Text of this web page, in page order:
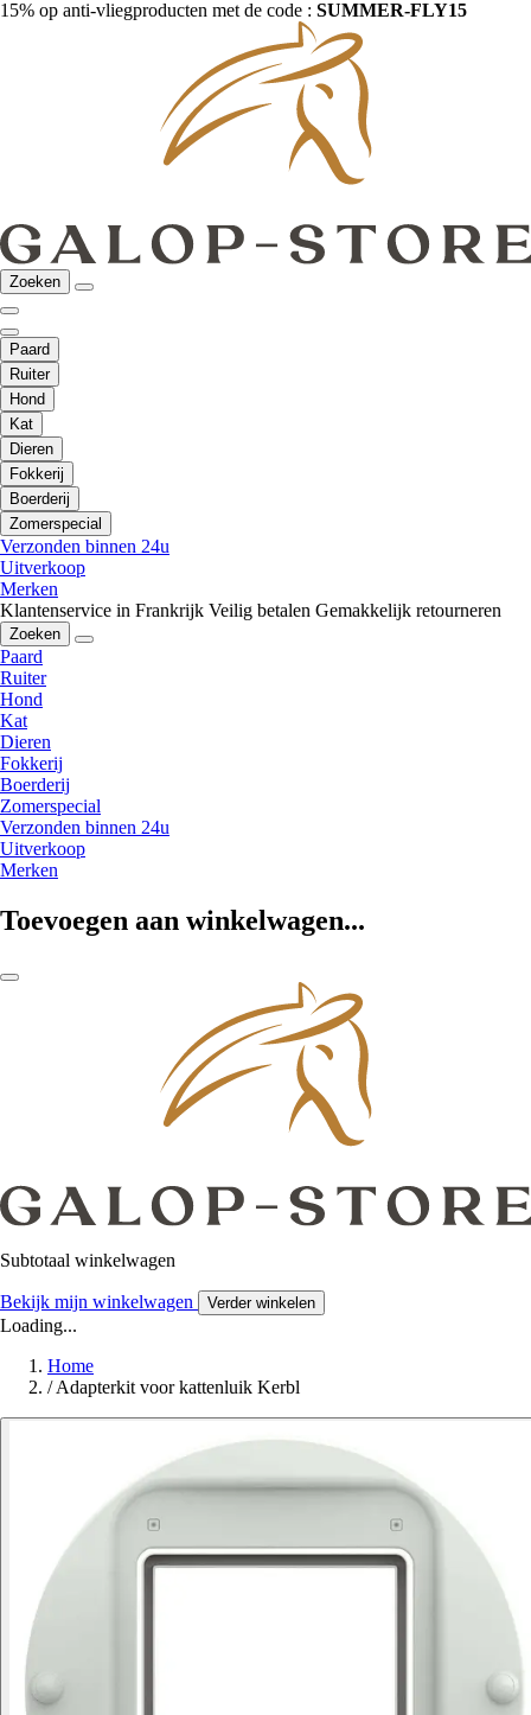
15% op anti-vliegproducten met de code : SUMMER-FLY15
Zoeken
Paard
Ruiter
Hond
Kat
Dieren
Fokkerij
Boerderij
Zomerspecial
Verzonden binnen 24u
Uitverkoop
Merken
Klantenservice in Frankrijk Veilig betalen Gemakkelijk retourneren
Zoeken
Paard
Ruiter
Hond
Kat
Dieren
Fokkerij
Boerderij
Zomerspecial
Verzonden binnen 24u
Uitverkoop
Merken
Toevoegen aan winkelwagen...
Subtotaal winkelwagen
Bekijk mijn winkelwagen Verder winkelen
Loading...
Home
/ Adapterkit voor kattenluik Kerbl